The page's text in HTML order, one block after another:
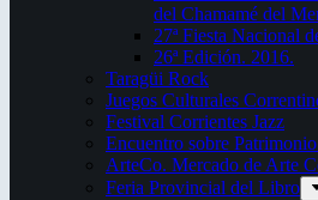
del Chamamé del
27ª Fiesta Nacional
26ª Edición. 2016.
Taragüi Rock
Juegos Culturales
Festival Corrientes Jazz
Encuentro sobre
ArteCo. Mercado de Arte
Feria Provincial del Libro